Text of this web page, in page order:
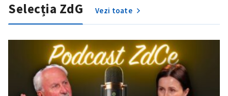
Trimite o informație
Despre ZdG
in English
на русском
Selecția ZdG Vezi toate